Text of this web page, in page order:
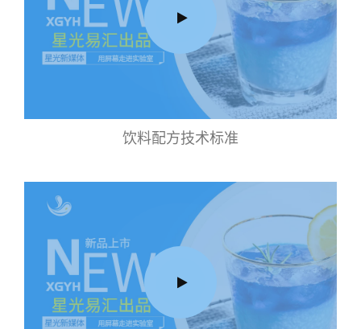
饮料配方技术标准